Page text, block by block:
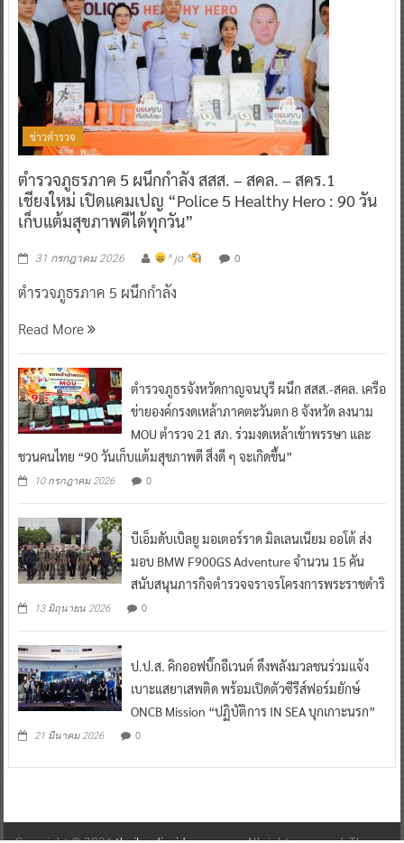
ข่าวตำรวจ
ตำรวจภูธรภาค 5 ผนึกกำลัง สสส. – สคล. – สคร.1
เชียงใหม่ เปิดแคมเปญ “Police 5 Healthy Hero : 90 วัน
เก็บแต้มสุขภาพดีได้ทุกวัน”
31 กรกฎาคม 2026 ^ jo ^ 0
ตำรวจภูธรภาค 5 ผนึกกำลัง
Read More
ตำรวจภูธรจังหวัดกาญจนบุรี ผนึก สสส.-สคล. เครือ
ข่ายองค์กรงดเหล้าภาคตะวันตก 8 จังหวัด ลงนาม
MOU ตำรวจ 21 สภ. ร่วมงดเหล้าเข้าพรรษา และ
ชวนคนไทย “90 วันเก็บแต้มสุขภาพดี สิ่งดี ๆ จะเกิดขึ้น”
10 กรกฎาคม 2026 0
บีเอ็มดับเบิลยู มอเตอร์ราด มิลเลนเนียม ออโต้ ส่ง
มอบ BMW F900GS Adventure จำนวน 15 คัน
สนับสนุนภารกิจตำรวจจราจรโครงการพระราชดำริ
13 มิถุนายน 2026 0
ป.ป.ส. คิกออฟบิ๊กอีเวนต์ ดึงพลังมวลชนร่วมแจ้ง
เบาะแสยาเสพติด พร้อมเปิดตัวซีรีส์ฟอร์มยักษ์
ONCB Mission “ปฏิบัติการ IN SEA บุกเกาะนรก”
21 มีนาคม 2026 0